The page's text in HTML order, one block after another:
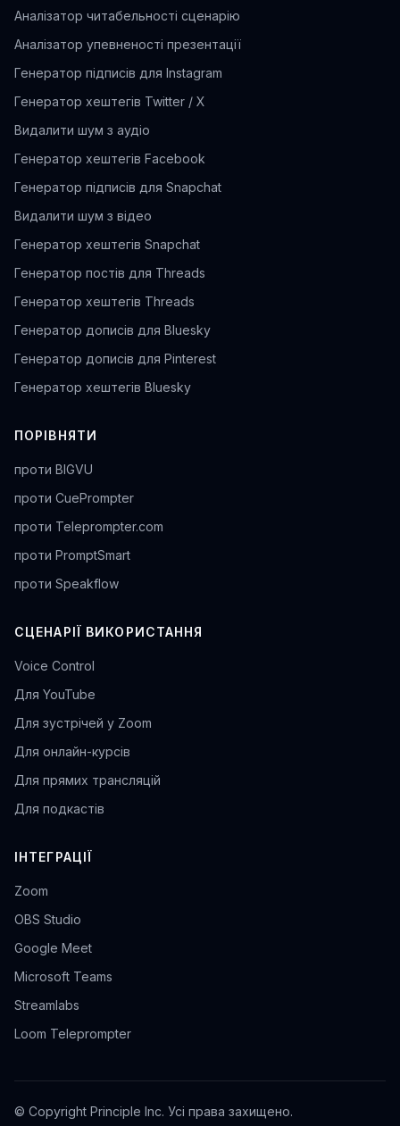
Аналізатор читабельності сценарію
Аналізатор упевненості презентації
Генератор підписів для Instagram
Генератор хештегів Twitter / X
Видалити шум з аудіо
Генератор хештегів Facebook
Генератор підписів для Snapchat
Видалити шум з відео
Генератор хештегів Snapchat
Генератор постів для Threads
Генератор хештегів Threads
Генератор дописів для Bluesky
Генератор дописів для Pinterest
Генератор хештегів Bluesky
ПОРІВНЯТИ
проти BIGVU
проти CuePrompter
проти Teleprompter.com
проти PromptSmart
проти Speakflow
СЦЕНАРІЇ ВИКОРИСТАННЯ
Voice Control
Для YouTube
Для зустрічей у Zoom
Для онлайн-курсів
Для прямих трансляцій
Для подкастів
ІНТЕГРАЦІЇ
Zoom
OBS Studio
Google Meet
Microsoft Teams
Streamlabs
Loom Teleprompter
© Copyright Principle Inc. Усі права захищено.